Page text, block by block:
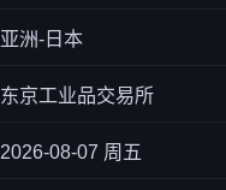
亚洲-日本
东京工业品交易所
2026-08-07 周五